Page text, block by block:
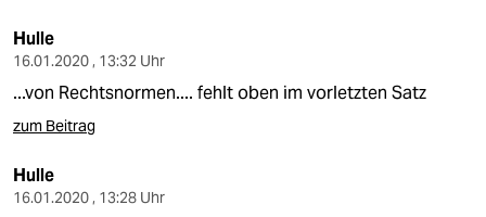
Hulle
16.01.2020 , 13:32 Uhr
...von Rechtsnormen.... fehlt oben im vorletzten Satz
zum Beitrag
Hulle
16.01.2020 , 13:28 Uhr